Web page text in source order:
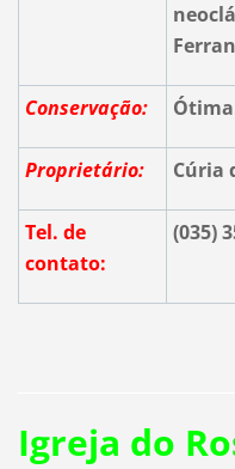
Conservação:
Proprietário: Cúria
Tel. de
contato:
(035)
Igreja do